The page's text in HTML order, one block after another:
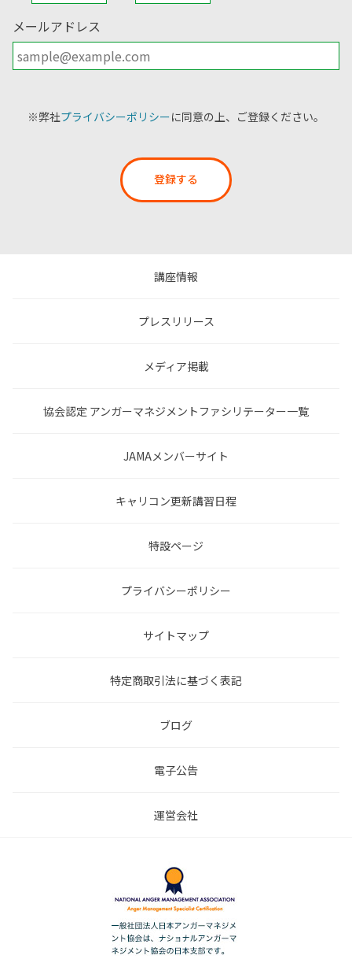
メールアドレス
※弊社プライバシーポリシーに同意の上、ご登録ください。
登録する
講座情報
プレスリリース
メディア掲載
協会認定 アンガーマネジメントファシリテーター一覧
JAMAメンバーサイト
キャリコン更新講習日程
特設ページ
プライバシーポリシー
サイトマップ
特定商取引法に基づく表記
ブログ
電子公告
運営会社